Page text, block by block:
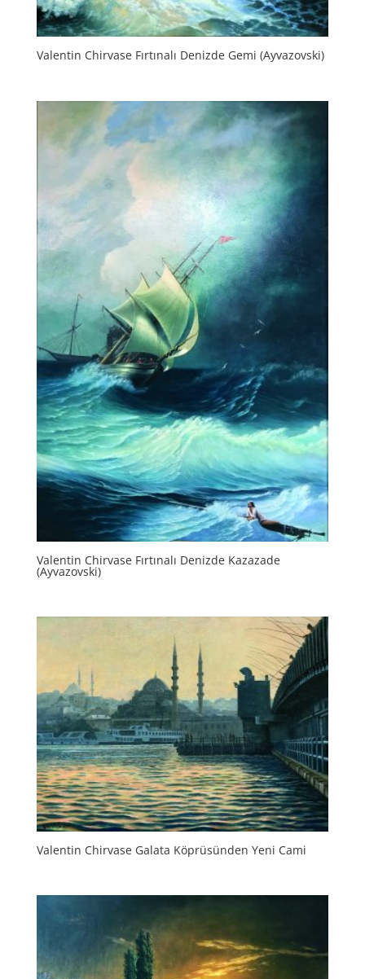
Valentin Chirvase Fırtınalı Denizde Gemi (Ayvazovski)
Valentin Chirvase Fırtınalı Denizde Kazazade
(Ayvazovski)
Valentin Chirvase Galata Köprüsünden Yeni Cami